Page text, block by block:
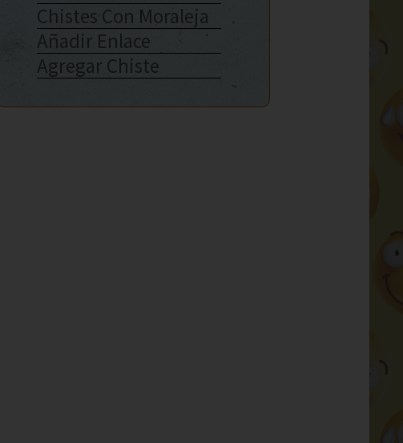
Chistes Con Moraleja
Añadir Enlace
Agregar Chiste